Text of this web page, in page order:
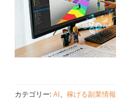
カテゴリー: AI、 稼げる副業情報